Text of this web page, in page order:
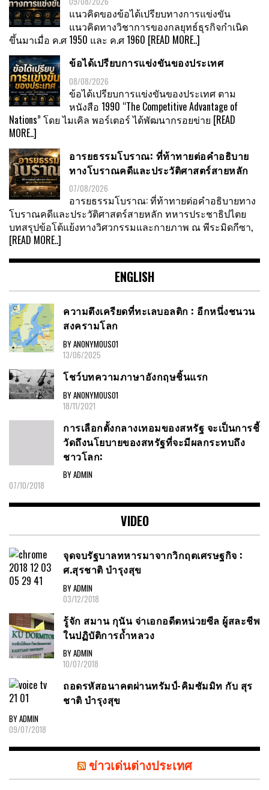
แนวคิดของข้อได้เปรียบทางการแข่งขัน
แนวคิดทางวิชาการของกลยุทธ์ธุรกิจกำเนิด
ขึ้นมาเมื่อ ค.ศ 1950 และ ค.ศ 1960 [READ MORE..]
ข้อได้เปรียบการแข่งขันของประเทศ
08/08/2026
ข้อได้เปรียบการแข่งขันของประเทศ ตาม
หนังสือ 1990 “The Competitive Advantage of
Nations” โดย ไมเคิล พอร์เตอร์ ได้พัฒนากรอยข่าย [READ
MORE..]
อารยธรรมโบราณ: ที่ท้าทายต่อคำอธิบาย
ทางโบราณคดีและประวัติศาสตร์สายหลัก
07/08/2026
อารยธรรมโบราณ: ที่ท้าทายต่อคำอธิบายทาง
โบราณคดีและประวัติศาสตร์สายหลัก ทหารประชาธิปไตย
บทสรุปข้อโต้แย้งทางวิศวกรรมและกายภาพ ณ พีระมิดกีซา,
[READ MORE..]
ENGLISH
ความตึงเครียดที่ทะเลบอลติก : อีกหนึ่งชนวน
สงครามโลก
BY ANONYMOUS01
13/06/2025
โชว์บทความภาษาอังกฤษชิ้นแรก
BY ANONYMOUS01
18/11/2021
การเลือกตั้งกลางเทอมของสหรัฐ จะเป็นการชี้
วัดถึงนโยบายของสหรัฐที่จะมีผลกระทบถึง
ชาวโลก:
BY ADMIN
07/10/2018
VIDEO
จุดจบรัฐบาลทหารมาจากวิกฤตเศรษฐกิจ :
ศ.สุรชาติ บำรุงสุข
BY ADMIN
03/12/2018
รู้จัก สมาน กุนัน จ่าเอกอดีตหน่วยซีล ผู้สละชีพ
ในปฏิบัติการถ้ำหลวง
BY ADMIN
10/07/2018
ถอดรหัสอนาคตผ่านทรัมป์-คิมซัมมิท กับ สุร
ชาติ บำรุงสุข
BY ADMIN
09/07/2018
ข่าวเด่นต่างประเทศ